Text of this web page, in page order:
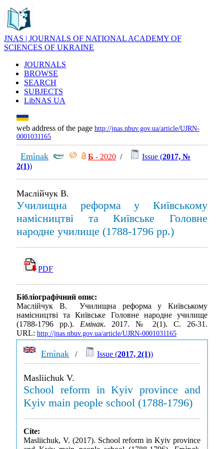
JNAS | JOURNALS OF NATIONAL ACADEMY OF
SCIENCES OF UKRAINE
JOURNALS
BROWSE
SEARCH
SUBJECTS
LibNAS UA
web address of the page http://jnas.nbuv.gov.ua/article/UJRN-
0001031165
Emìnak Б - 2020 / Issue (2017, №
2(1))
Маслійчук В.
Училищна реформа у Київському
намісництві та Київське Головне
народне училище (1788-1796 рр.)
PDF
Бібліографічний опис:
Маслійчук В. Училищна реформа у Київському
намісництві та Київське Головне народне училище
(1788-1796 рр.). Емінак. 2017. № 2(1). С. 26-31.
URL: http://jnas.nbuv.gov.ua/article/UJRN-0001031165
Emìnak / Issue (2017, 2(1))
Masliichuk V.
School reform in Kyiv province and
Kyiv main people school (1788-1796)
Cite:
Masliichuk, V. (2017). School reform in Kyiv province